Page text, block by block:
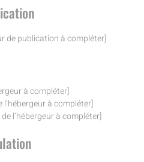
de publication à compléter]
à compléter]
l’hébergeur à compléter]
l’hébergeur à compléter]